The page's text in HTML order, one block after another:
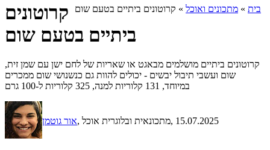
בית » מתכונים ואוכל » קרוטונים ביתיים בטעם שום
קרוטונים
ביתיים בטעם שום
קרוטונים ביתיים מושלמים מבאגט או שאריות של לחם ישן עם שמן זית,
שום ועשבי תיבול יבשים - יכולים להוות גם כנשנושי שום ממכרים
במיוחד, 131 קלוריות למנה, 325 קלוריות ל-100 גרם
אור גוטמן , מתכונאית ובלוגרית אוכל, 15.07.2025